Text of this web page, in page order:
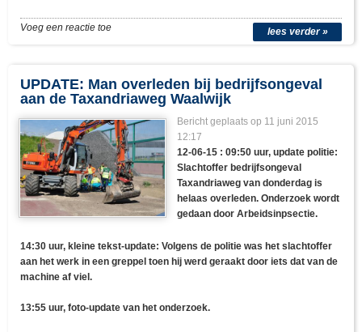
lees verder »
Voeg een reactie toe
UPDATE: Man overleden bij bedrijfsongeval
aan de Taxandriaweg Waalwijk
Bericht geplaats op 11 juni 2015
12:17
12-06-15 : 09:50 uur, update politie:
Slachtoffer bedrijfsongeval
Taxandriaweg van donderdag is
helaas overleden. Onderzoek wordt
gedaan door Arbeidsinpsectie.
14:30 uur, kleine tekst-update: Volgens de politie was het slachtoffer
aan het werk in een greppel toen hij werd geraakt door iets dat van de
machine af viel.
13:55 uur, foto-update van het onderzoek.